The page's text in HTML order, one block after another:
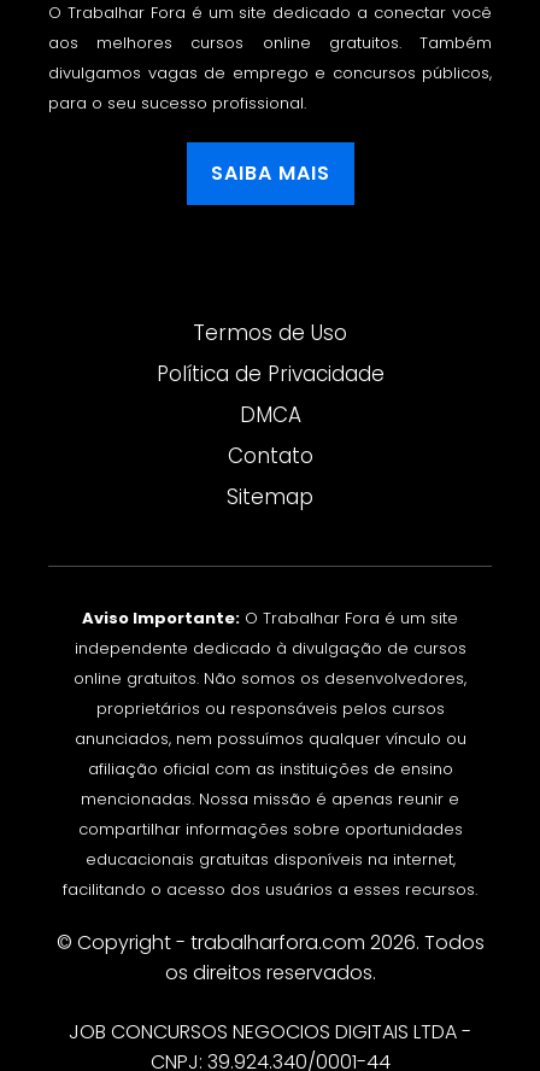
O Trabalhar Fora é um site dedicado a conectar você
aos melhores cursos online gratuitos. Também
divulgamos vagas de emprego e concursos públicos,
para o seu sucesso profissional.
SAIBA MAIS
Termos de Uso
Política de Privacidade
DMCA
Contato
Sitemap
Aviso Importante: O Trabalhar Fora é um site
independente dedicado à divulgação de cursos
online gratuitos. Não somos os desenvolvedores,
proprietários ou responsáveis pelos cursos
anunciados, nem possuímos qualquer vínculo ou
afiliação oficial com as instituições de ensino
mencionadas. Nossa missão é apenas reunir e
compartilhar informações sobre oportunidades
educacionais gratuitas disponíveis na internet,
facilitando o acesso dos usuários a esses recursos.
© Copyright - trabalharfora.com 2026. Todos
os direitos reservados.
JOB CONCURSOS NEGOCIOS DIGITAIS LTDA -
CNPJ: 39.924.340/0001-44